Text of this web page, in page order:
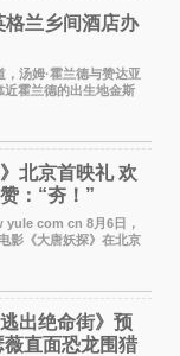
格兰乡间酒店办
汤姆·霍兰德与赞达亚
霍兰德的出生地金斯
北京首映礼 欢
：“夯！”
com cn 8月6日，
影《大唐妖探》在北京
腾、联合导演黄珉、总
莹莹，配音导演张喆，
出绝命街》预
直面恐龙围猎